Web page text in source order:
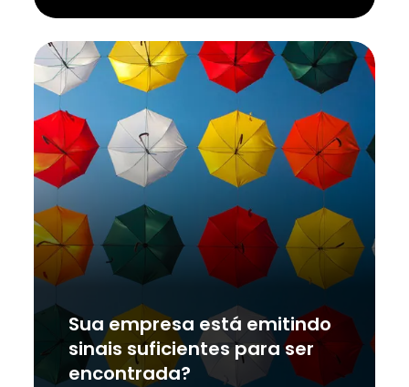
Sua empresa está emitindo
sinais suficientes para ser
encontrada?